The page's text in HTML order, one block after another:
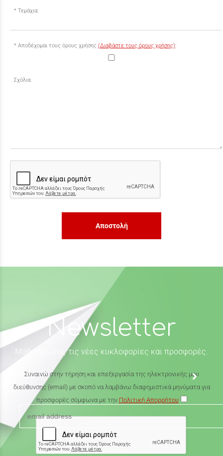
Τεμάχια:
Αποδέχομαι τους όρους χρήσης (Διαβάστε τους όρους χρήσης):
Σχόλια:
Αποστολή
Newsletter
Μάθε πρώτος τις νέες κυκλοφορίες και προσφορές.
Συναινώ στην τήρηση και επεξεργασία της ηλεκτρονικής μου
διεύθυνσης (email) με σκοπό να λαμβάνω διαφημιστικά μηνύματα για
προσφορές σύμφωνα με την Πολιτική Απορρήτου